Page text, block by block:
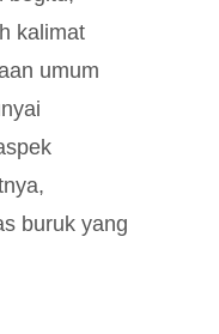
kalimat
umum
buruk yang